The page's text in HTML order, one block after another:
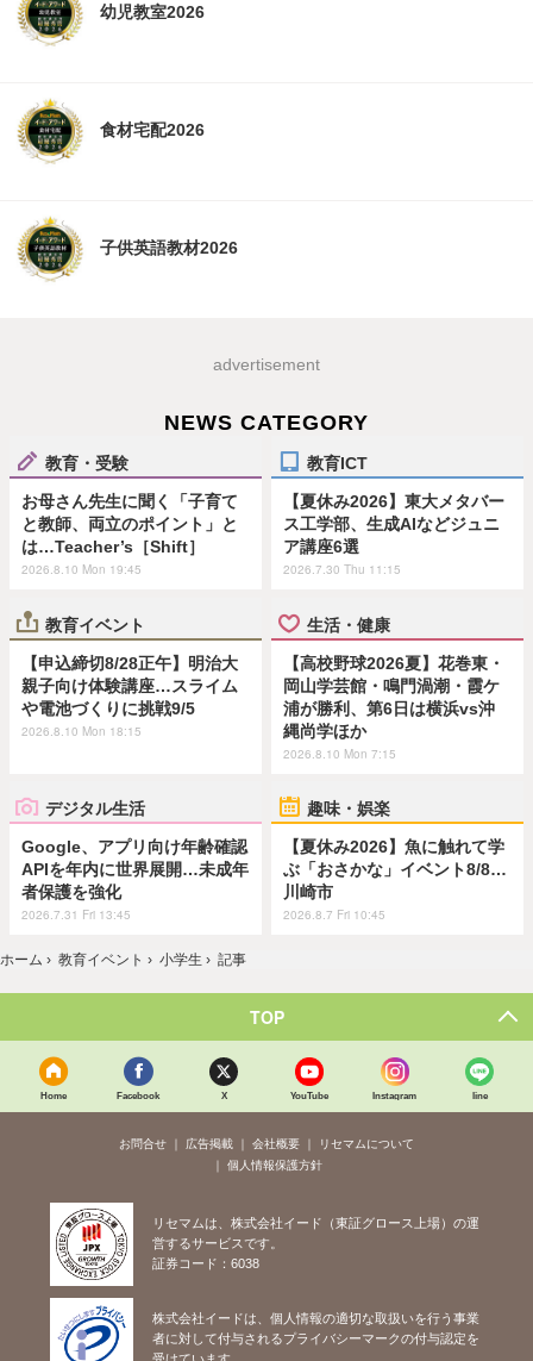
幼児教室2026
食材宅配2026
子供英語教材2026
advertisement
NEWS CATEGORY
教育・受験
お母さん先生に聞く「子育て
と教師、両立のポイント」と
は…Teacher’s［Shift］
2026.8.10 Mon 19:45
教育ICT
【夏休み2026】東大メタバー
ス工学部、生成AIなどジュニ
ア講座6選
2026.7.30 Thu 11:15
教育イベント
【申込締切8/28正午】明治大
親子向け体験講座…スライム
や電池づくりに挑戦9/5
2026.8.10 Mon 18:15
生活・健康
【高校野球2026夏】花巻東・
岡山学芸館・鳴門渦潮・霞ケ
浦が勝利、第6日は横浜vs沖
縄尚学ほか
2026.8.10 Mon 7:15
デジタル生活
Google、アプリ向け年齢確認
APIを年内に世界展開…未成年
者保護を強化
2026.7.31 Fri 13:45
趣味・娯楽
【夏休み2026】魚に触れて学
ぶ「おさかな」イベント8/8…
川崎市
2026.8.7 Fri 10:45
ホーム › 教育イベント › 小学生 › 記事
TOP
Home Facebook X YouTube Instagram line
お問合せ 広告掲載 会社概要
リセマムについて
個人情報保護方針
リセマムは、株式会社イード（東証グロース上場）の運
営するサービスです。
証券コード：6038
株式会社イードは、個人情報の適切な取扱いを行う事業
者に対して付与されるプライバシーマークの付与認定を